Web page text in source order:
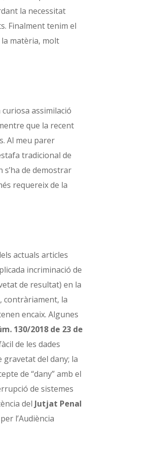
la necessitat
Finalment tenim el
matèria, molt
assimilació
que la recent
Al meu parer
tradicional de
s’ha de demostrar
requereix de la
actuals articles
incriminació de
de resultat) en la
contràriament, la
encaix. Algunes
130/2018 de 23 de
de les dades
gravetat del dany; la
de “dany” amb el
de sistemes
del Jutjat Penal
l’Audiència